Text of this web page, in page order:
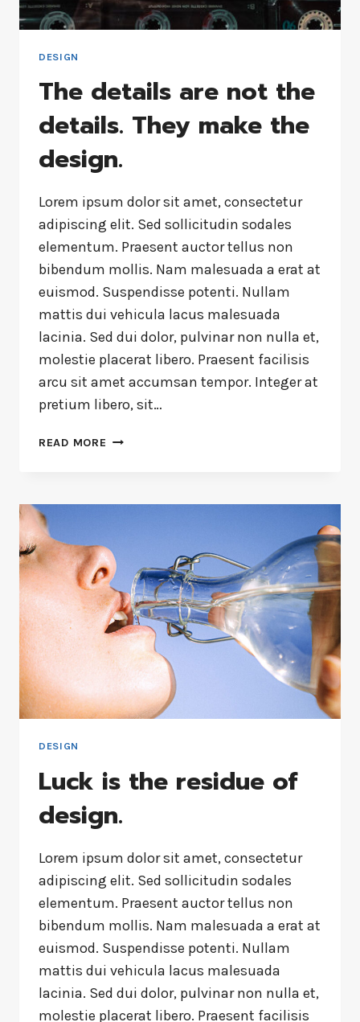
DESIGN
The details are not the
details. They make the
design.
Lorem ipsum dolor sit amet, consectetur
adipiscing elit. Sed sollicitudin sodales
elementum. Praesent auctor tellus non
bibendum mollis. Nam malesuada a erat at
euismod. Suspendisse potenti. Nullam
mattis dui vehicula lacus malesuada
lacinia. Sed dui dolor, pulvinar non nulla et,
molestie placerat libero. Praesent facilisis
arcu sit amet accumsan tempor. Integer at
pretium libero, sit…
READ MORE
DESIGN
Luck is the residue of
design.
Lorem ipsum dolor sit amet, consectetur
adipiscing elit. Sed sollicitudin sodales
elementum. Praesent auctor tellus non
bibendum mollis. Nam malesuada a erat at
euismod. Suspendisse potenti. Nullam
mattis dui vehicula lacus malesuada
lacinia. Sed dui dolor, pulvinar non nulla et,
molestie placerat libero. Praesent facilisis